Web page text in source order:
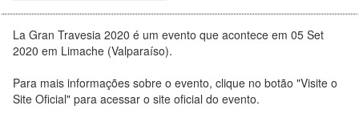
La Gran Travesia 2020 é um evento que acontece em 05 Set
2020 em Limache (Valparaíso).
Para mais informações sobre o evento, clique no botão "Visite o
Site Oficial" para acessar o site oficial do evento.